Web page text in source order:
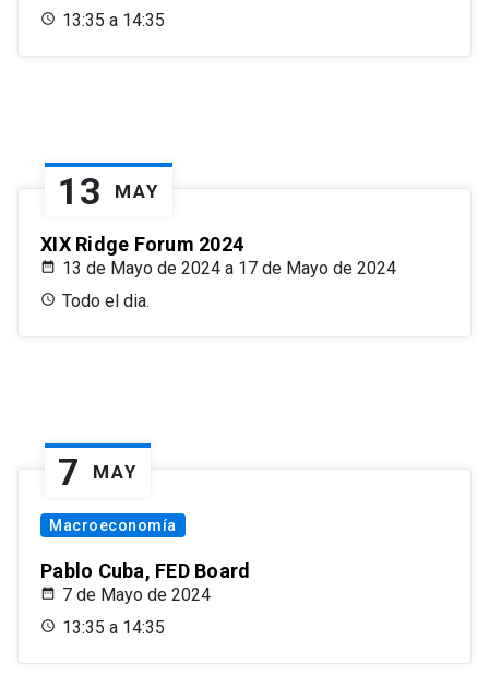
13:35 a 14:35
13 MAY
XIX Ridge Forum 2024
13 de Mayo de 2024 a 17 de Mayo de 2024
Todo el dia.
7 MAY
Macroeconomía
Pablo Cuba, FED Board
7 de Mayo de 2024
13:35 a 14:35